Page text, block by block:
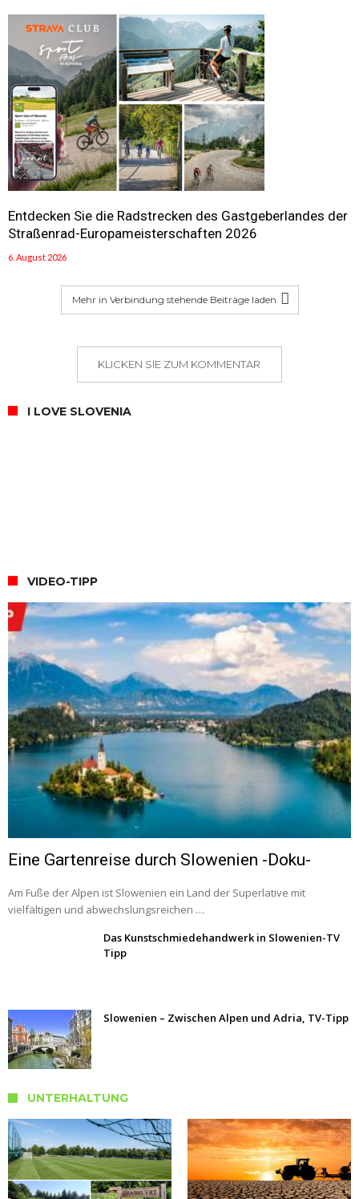
Entdecken Sie die Radstrecken des Gastgeberlandes der
Straßenrad-Europameisterschaften 2026
6. August 2026
Mehr in Verbindung stehende Beiträge laden
KLICKEN SIE ZUM KOMMENTAR
I LOVE SLOVENIA
VIDEO-TIPP
Eine Gartenreise durch Slowenien -Doku-
Am Fuße der Alpen ist Slowenien ein Land der Superlative mit
vielfältigen und abwechslungsreichen …
Das Kunstschmiedehandwerk in Slowenien-TV
Tipp
Slowenien – Zwischen Alpen und Adria, TV-Tipp
UNTERHALTUNG